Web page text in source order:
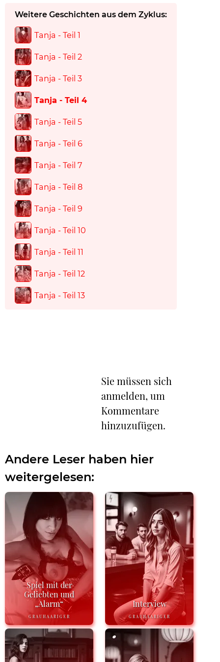
Weitere Geschichten aus dem Zyklus:
Tanja - Teil 1
Tanja - Teil 2
Tanja - Teil 3
Tanja - Teil 4
Tanja - Teil 5
Tanja - Teil 6
Tanja - Teil 7
Tanja - Teil 8
Tanja - Teil 9
Tanja - Teil 10
Tanja - Teil 11
Tanja - Teil 12
Tanja - Teil 13
Sie müssen sich
anmelden, um
Kommentare
hinzuzufügen.
Andere Leser haben hier
weitergelesen:
Spiel mit der
Geliebten und
„Alarm“
GRAUHAARIGER
Interview
GRAUHAARIGER